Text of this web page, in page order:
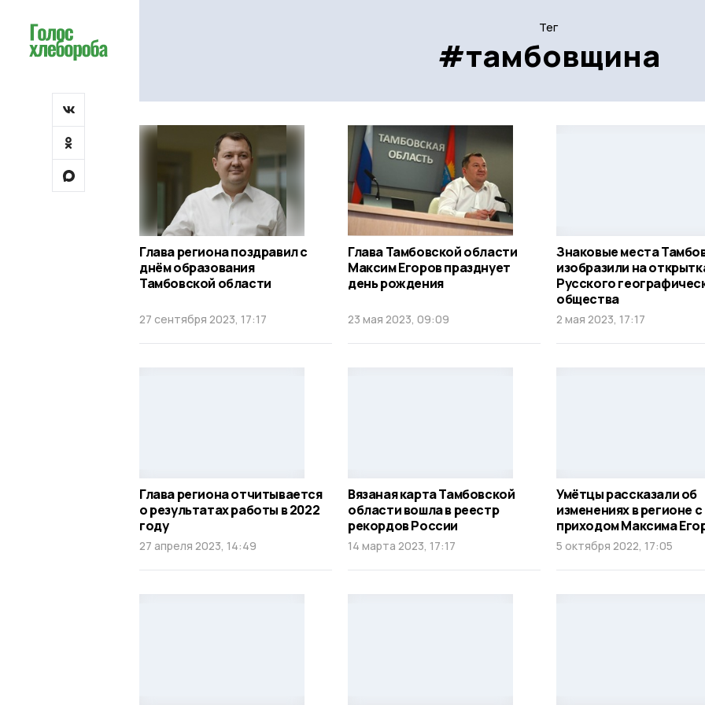
Тег
#тамбовщина
Глава региона поздравил с
днём образования
Тамбовской области
27 сентября 2023, 17:17
Глава Тамбовской области
Максим Егоров празднует
день рождения
23 мая 2023, 09:09
Знаковые места
изобразили на
Русского
общества
2 мая 2023, 17:17
Глава региона отчитывается
о результатах работы в 2022
году
27 апреля 2023, 14:49
Вязаная карта Тамбовской
области вошла в реестр
рекордов России
14 марта 2023, 17:17
Умётцы рассказали об
изменениях в регионе с
приходом Максима
5 октября 2022, 17:05